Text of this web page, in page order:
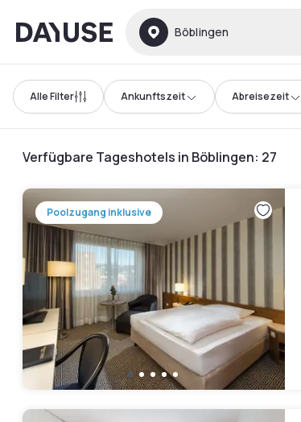
Dayuse Böblingen
Alle Filter Ankunftszeit Abreisezeit
Verfügbare Tageshotels in Böblingen: 27
Poolzugang inklusive